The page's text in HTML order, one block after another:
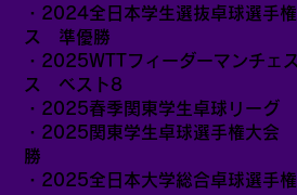
・2024全日本学生選抜卓球選手
ス 準優勝
・2025WTTフィーダーマンチェ
ス ベスト8
・2025春季関東学生卓球リー
・2025関東学生卓球選手権大
勝
・2025全日本大学総合卓球選